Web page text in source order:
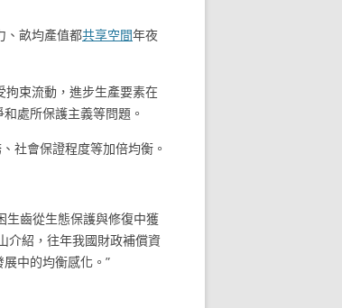
、畝均產值都共享空間年夜
拘束流動，進步生產要素在
處所保護主義等問題。
社會保證程度等加倍均衡。
生齒從生態保護與修復中獲
介紹，往年我國財政補償資
中的均衡感化。”